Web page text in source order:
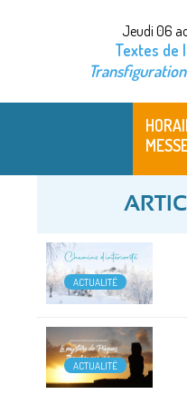
Jeudi 06
Textes de
ACTUALITÉ
ACTUALITÉ